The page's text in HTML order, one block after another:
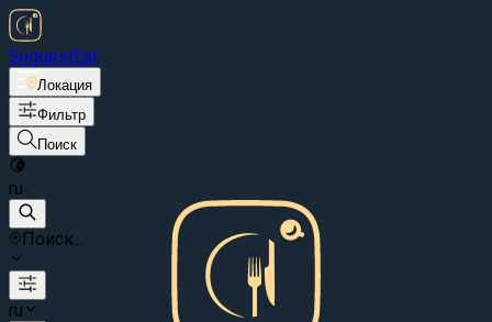
SuggestEat
Локация
Фильтр
Поиск
ru
Поиск...
ru